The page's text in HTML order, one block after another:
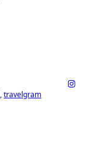
travelgram